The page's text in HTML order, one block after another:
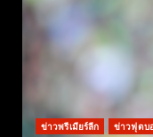
ข่าวพรีเมียร์ลีก ข่าวฟุตบ